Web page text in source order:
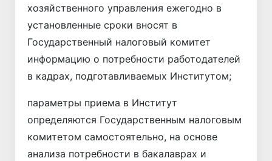
хозяйственного управления ежегодно в
установленные сроки вносят в
Государственный налоговый комитет
информацию о потребности работодателей
в кадрах, подготавливаемых Институтом;
параметры приема в Институт
определяются Государственным налоговым
комитетом самостоятельно, на основе
анализа потребности в бакалаврах и